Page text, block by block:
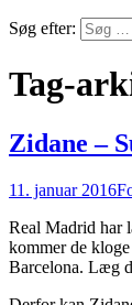
Søg efter:
Tag-
Zidane –
11. januar 2016
Real Madrid har
kommer de
Barcelona. Læg